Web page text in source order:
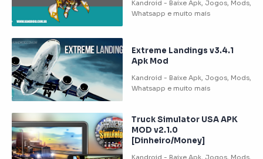
Extreme Landings v3.4.1
Apk Mod
Truck Simulator USA APK
MOD v2.1.0
[Dinheiro/Money]